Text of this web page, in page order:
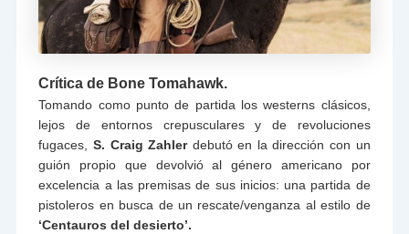
Crítica de Bone Tomahawk.
Tomando como punto de partida los westerns clásicos,
lejos de entornos crepusculares y de revoluciones
fugaces,S. Craig Zahlerdebutó en la dirección con un
guión propio que devolvió al género americano por
excelencia a las premisas de sus inicios: una partida de
pistoleros en busca de un rescate/venganza al estilo de
‘Centauros del desierto’.